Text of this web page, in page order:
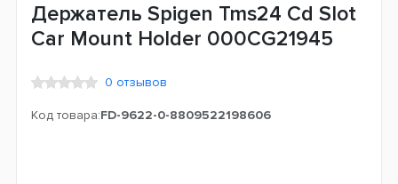
Держатель Spigen Tms24 Cd Slot
Car Mount Holder 000CG21945
0 отзывов
Код товара:FD-9622-0-8809522198606